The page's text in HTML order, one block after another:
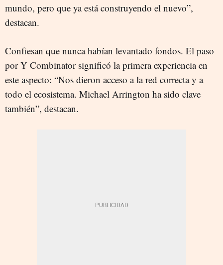
mundo, pero que ya está construyendo el nuevo”,
destacan.
Confiesan que nunca habían levantado fondos. El paso
por Y Combinator significó la primera experiencia en
este aspecto: “Nos dieron acceso a la red correcta y a
todo el ecosistema. Michael Arrington ha sido clave
también”, destacan.